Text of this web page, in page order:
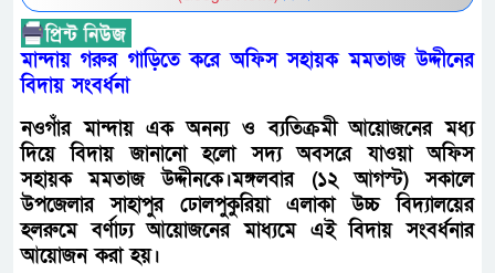
মান্দায় গরুর গাড়িতে করে অফিস সহায়ক মমতাজ উদ্দীনের
বিদায় সংবর্ধনা
নওগাঁর মান্দায় এক অনন্য ও ব্যতিক্রমী আয়োজনের মধ্য
দিয়ে বিদায় জানানো হলো সদ্য অবসরে যাওয়া অফিস
সহায়ক মমতাজ উদ্দীনকে।মঙ্গলবার (১২ আগস্ট) সকালে
উপজেলার সাহাপুর ঢোলপুকুরিয়া এলাকা উচ্চ বিদ্যালয়ের
হলরুমে বর্ণাঢ্য আয়োজনের মাধ্যমে এই বিদায় সংবর্ধনার
আয়োজন করা হয়।